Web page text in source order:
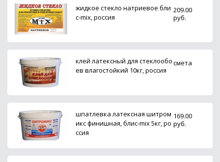
жидкое стекло натриевое бли
с-mix, россия
209.00
руб.
клей латексный для стеклообо
ев влагостойкий 10кг, россия
смета
шпатлевка латексная шитром
икс финишная, блис-mix 5кг, ро
ссия
169.00
руб.